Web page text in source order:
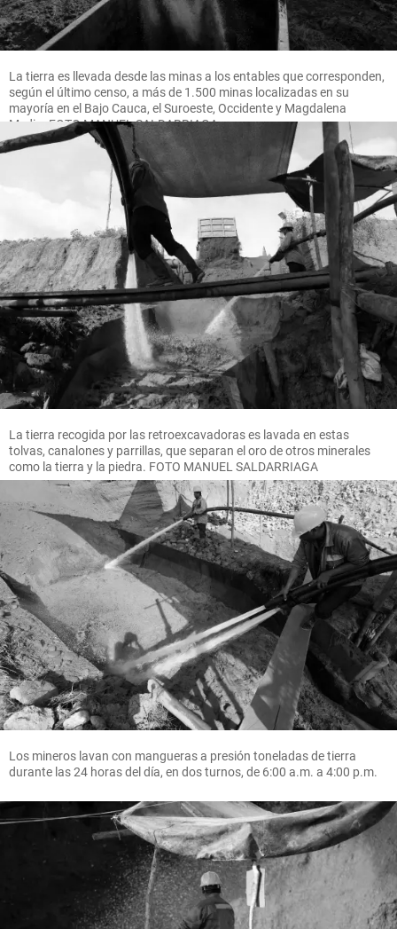
La tierra es llevada desde las minas a los entables que corresponden,
según el último censo, a más de 1.500 minas localizadas en su
mayoría en el Bajo Cauca, el Suroeste, Occidente y Magdalena
Medio. FOTO MANUEL SALDARRIAGA
La tierra recogida por las retroexcavadoras es lavada en estas
tolvas, canalones y parrillas, que separan el oro de otros minerales
como la tierra y la piedra. FOTO MANUEL SALDARRIAGA
Los mineros lavan con mangueras a presión toneladas de tierra
durante las 24 horas del día, en dos turnos, de 6:00 a.m. a 4:00 p.m.